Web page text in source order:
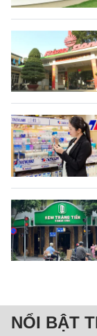
NỔI BẬT